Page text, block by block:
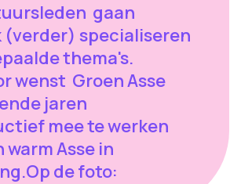
gaan
(verder) specialiseren
thema's.
wenst Groen Asse
jaren
mee te werken
warm Asse in
de foto: